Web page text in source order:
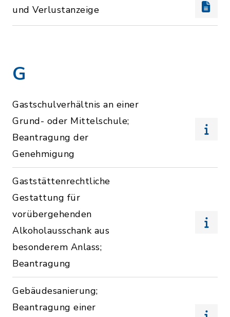
und Verlustanzeige
G
Gastschulverhältnis an einer
Grund- oder Mittelschule;
Beantragung der
Genehmigung
Gaststättenrechtliche
Gestattung für
vorübergehenden
Alkoholausschank aus
besonderem Anlass;
Beantragung
Gebäudesanierung;
Beantragung einer